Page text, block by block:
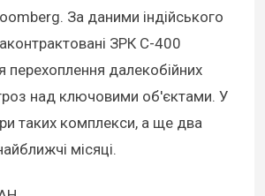
За даними індійського
ЗРК С-400
перехоплення далекобійних
над ключовими об'єктами. У
таких комплекси, а ще два
місяці.